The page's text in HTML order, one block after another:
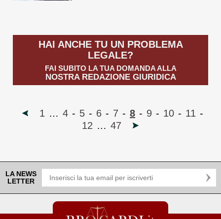
HAI ANCHE TU UN PROBLEMA
LEGALE?
FAI SUBITO LA TUA DOMANDA ALLA
NOSTRA REDAZIONE GIURIDICA
1 … 4 - 5 - 6 - 7 - 8 - 9 - 10 - 11 -
12 … 47
LA NEWS
LETTER